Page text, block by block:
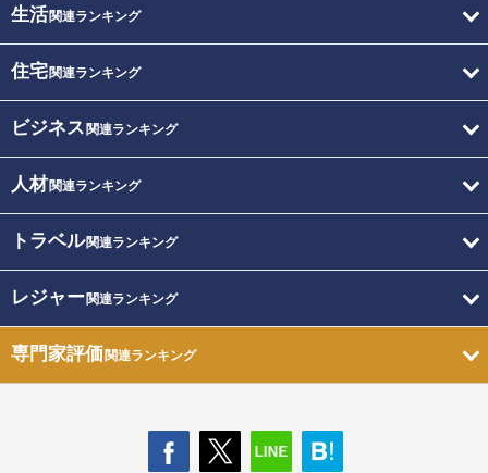
生活関連ランキング
住宅関連ランキング
ビジネス 関連ランキング
人材関連ランキング
トラベル関連ランキング
レジャー関連ランキング
専門家評価関連ランキング